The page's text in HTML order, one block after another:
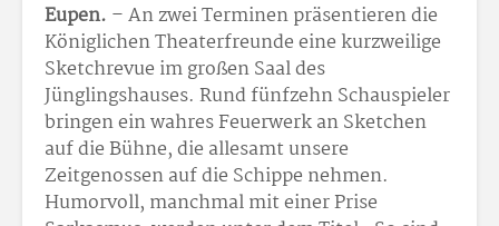
Eupen. – An zwei Terminen präsentieren die
Königlichen Theaterfreunde eine kurzweilige
Sketchrevue im großen Saal des
Jünglingshauses. Rund fünfzehn Schauspieler
bringen ein wahres Feuerwerk an Sketchen
auf die Bühne, die allesamt unsere
Zeitgenossen auf die Schippe nehmen.
Humorvoll, manchmal mit einer Prise